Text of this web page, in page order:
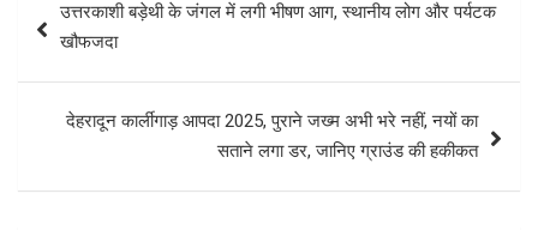
navigation
उत्तरकाशी बड़ेथी के जंगल में लगी भीषण आग, स्थानीय लोग और पर्यटक
खौफजदा
देहरादून कार्लीगाड़ आपदा 2025, पुराने जख्म अभी भरे नहीं, नयों का
सताने लगा डर, जानिए ग्राउंड की हकीकत